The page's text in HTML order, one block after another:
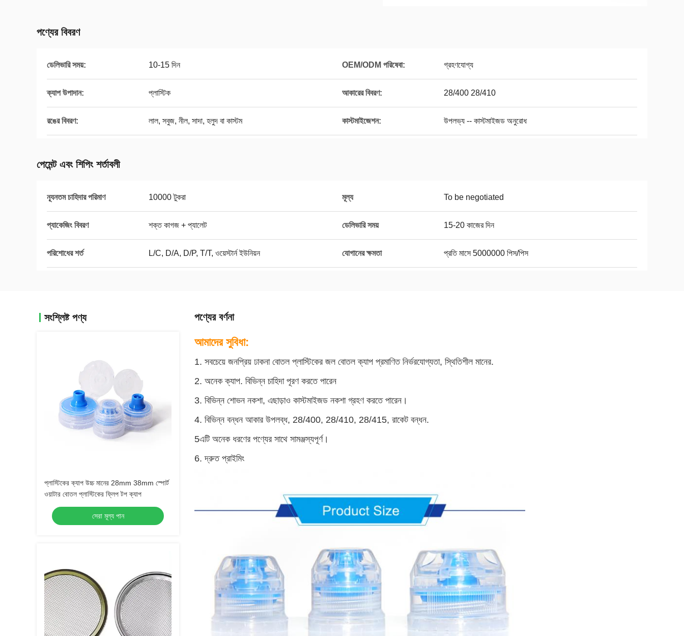
পণ্যের বিবরণ
ডেলিভারি সময়: 10-15 দিন OEM/ODM পরিষেবা: গ্রহণযোগ্য
ক্যাপ উপাদান: প্লাস্টিক আকারের বিবরণ: 28/400 28/410
রঙের বিবরণ: লাল, সবুজ, নীল, সাদা, হলুদ বা কাস্টম কাস্টমাইজেশন: উপলভ্য -- কাস্টমাইজড অনুরোধ
পেমেন্ট এবং শিপিং শর্তাবলী
ন্যূনতম চাহিদার পরিমাণ 10000 টুকরা মূল্য To be negotiated
প্যাকেজিং বিবরণ শক্ত কাগজ + প্যালেট ডেলিভারি সময় 15-20 কাজের দিন
পরিশোধের শর্ত L/C, D/A, D/P, T/T, ওয়েস্টার্ন ইউনিয়ন যোগানের ক্ষমতা প্রতি মাসে 5000000 পিস/পিস
সংশ্লিষ্ট পণ্য
প্লাস্টিকের ক্যাপ উচ্চ মানের 28mm 38mm স্পোর্ট
ওয়াটার বোতল প্লাস্টিকের ফ্লিপ টপ ক্যাপ
সেরা মূল্য পান
পণ্যের বর্ণনা
আমাদের সুবিধা:
1. সবচেয়ে জনপ্রিয় ঢাকনা বোতল প্লাস্টিকের জল বোতল ক্যাপ প্রমাণিত নির্ভরযোগ্যতা, স্থিতিশীল মানের.
2. অনেক ক্যাপ. বিভিন্ন চাহিদা পূরণ করতে পারেন
3. বিভিন্ন শোভন নকশা, এছাড়াও কাস্টমাইজড নকশা গ্রহণ করতে পারেন।
4. বিভিন্ন বন্ধন আকার উপলব্ধ, 28/400, 28/410, 28/415, রাকেট বন্ধন.
5এটি অনেক ধরণের পণ্যের সাথে সামঞ্জস্যপূর্ণ।
6. দ্রুত প্রাইমিং